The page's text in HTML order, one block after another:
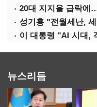
20대 지지율 급락에
뉴스리듬